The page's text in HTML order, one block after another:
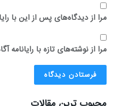
مرا از دیدگاه‌های پس از این با
مرا از نوشته‌های تازه با رایانامه